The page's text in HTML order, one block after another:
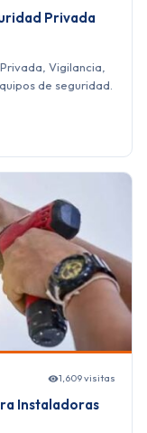
Privada
Vigilancia,
de seguridad.
1,609 visitas
Instaladoras